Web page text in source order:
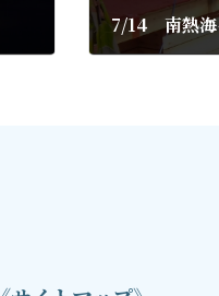
7/14 南熱海